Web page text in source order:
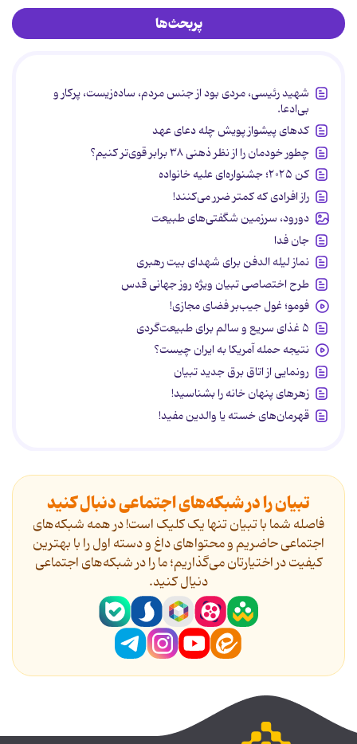
پربحث‌ها
شهید رئیسی، مردی بود از جنس مردم، ساده‌زیست، پرکار و
بی‌ادعا.
کدهای پیشواز پویش چله دعای عهد
چطور خودمان را از نظر ذهنی ۳۸ برابر قوی‌تر کنیم؟
کن ۲۰۲۵؛ جشنواره‌ای علیه خانواده
راز افرادی که کمتر ضرر می‌کنند!
دورود، سرزمین شگفتی‌های طبیعت
جان فدا
نماز لیله الدفن برای شهدای بیت رهبری
طرح اختصاصی تبیان ویژه روز جهانی قدس
فومو؛ غول جیب‌بر فضای مجازی!
۵ غذای سریع و سالم برای طبیعت‌گردی
نتیجه حمله آمریکا به ایران چیست؟
رونمایی از اتاق برق جدید تبیان
زهرهای پنهان خانه را بشناسید!
قهرمان‌های خسته یا والدین مفید!
تبیان را در شبکه‌های اجتماعی دنبال کنید
فاصله شما با تبیان تنها یک کلیک است! در همه شبکه‌های
اجتماعی حاضریم و محتواهای داغ و دسته اول را با بهترین
کیفیت در اختیارتان می‌گذاریم؛ ما را در شبکه‌های اجتماعی
دنیال کنید.